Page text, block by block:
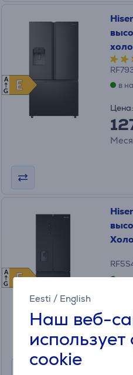
Eesti / English
Наш веб-
cookie
E
E
A
G
в
Цена:
E
E
A
G
в